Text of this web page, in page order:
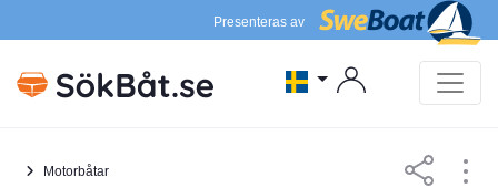
Presenteras av
Motorbåtar